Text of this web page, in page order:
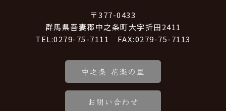
〒377-0433
群馬県吾妻郡中之条町大字折田2411
TEL:0279-75-7111 FAX:0279-75-7113
中之条 花楽の里
お問い合わせ